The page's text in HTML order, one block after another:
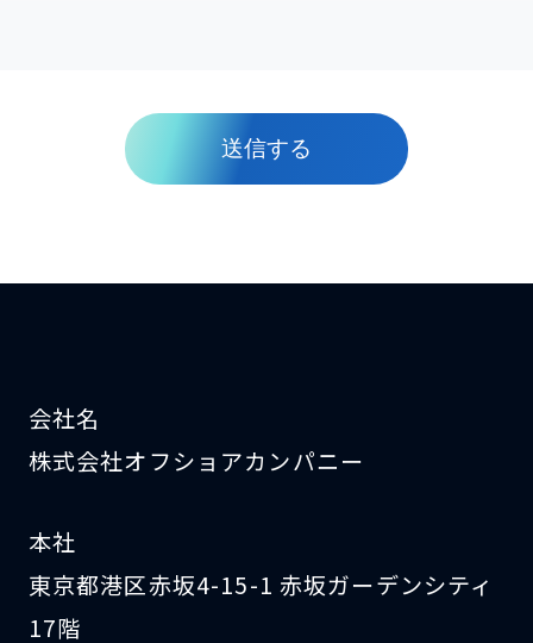
会社名
株式会社オフショアカンパニー
本社
東京都港区赤坂4-15-1 赤坂ガーデンシティ
17階